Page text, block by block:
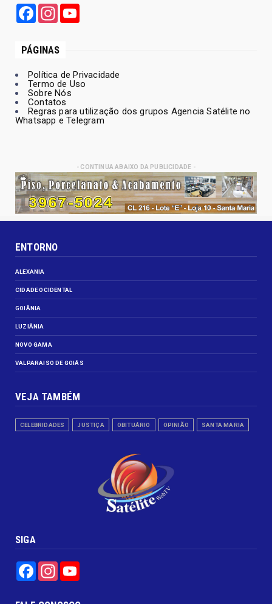
FacebookInstagram
PÁGINAS
Política de Privacidade
Termo de Uso
Sobre Nós
Contatos
Regras para utilização dos grupos Agencia Satélite no
Whatsapp e Telegram
- CONTINUA ABAIXO DA PUBLICIDADE -
ENTORNO
ALEXANIA
CIDADE OCIDENTAL
GOIÂNIA
LUZIÂNIA
NOVO GAMA
VALPARAISO DE GOIÁS
VEJA TAMBÉM
CELEBRIDADES JUSTIÇA OBITUÁRIO OPINIÃO SANTA MARIA
SIGA
FacebookInstagram